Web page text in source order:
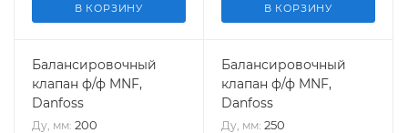
В КОРЗИНУ В КОРЗИНУ
Балансировочный
клапан ф/ф MNF,
Danfoss
Ду, мм: 200
Балансировочный
клапан ф/ф MNF,
Danfoss
Ду, мм: 250